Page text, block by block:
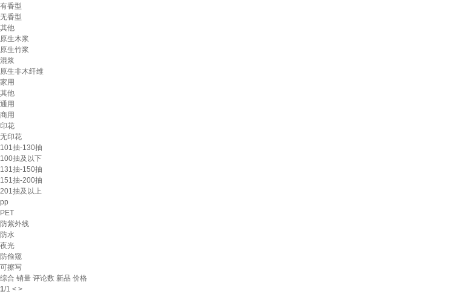
有香型
无香型
其他
原生木浆
原生竹浆
混浆
原生非木纤维
家用
其他
通用
商用
印花
无印花
101抽-130抽
100抽及以下
131抽-150抽
151抽-200抽
201抽及以上
pp
PET
防紫外线
防水
夜光
防偷窥
可擦写
综合 销量 评论数 新品 价格
1/1 < >